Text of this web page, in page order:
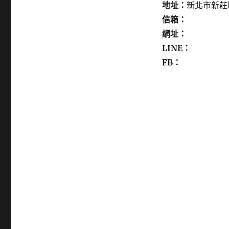
地址： 新北市新
信箱：
網址：
LINE：
FB：